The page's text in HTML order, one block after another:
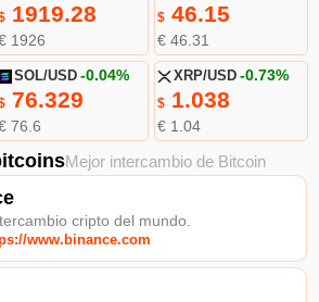
1919.28
1926
$46.15
€ 46.31
SOL/USD -0.04%
76.329
76.6
XRP/USD -0.73%
$1.038
€ 1.04
Mejor intercambio de Bitcoin
cripto del mundo.
www.binance.com